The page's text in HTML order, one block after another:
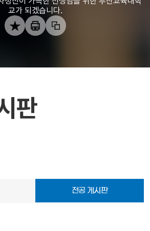
교가 되겠습니다.
판
전공 게시판